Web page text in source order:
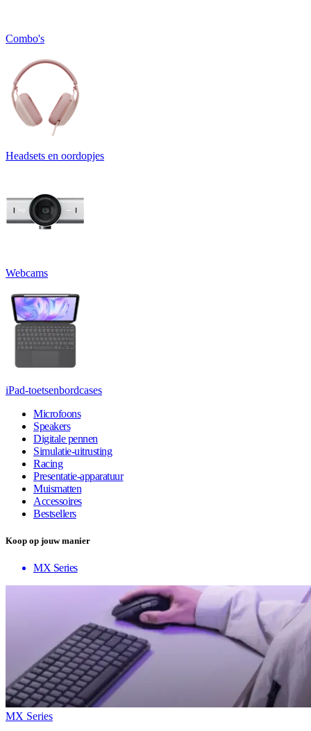
Combo's
Headsets en oordopjes
Webcams
iPad-toetsenbordcases
Microfoons
Speakers
Digitale pennen
Simulatie-uitrusting
Racing
Presentatie-apparatuur
Muismatten
Accessoires
Bestsellers
Koop op jouw manier
MX Series
MX Series